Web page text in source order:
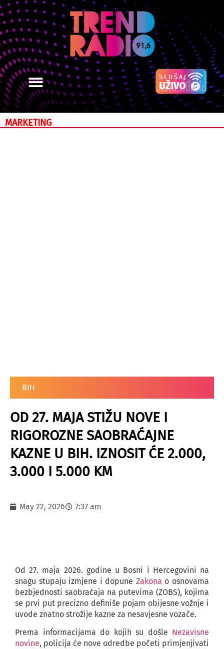
MARKETING
BIH
OD 27. MAJA STIŽU NOVE I
RIGOROZNE SAOBRAĆAJNE
KAZNE U BIH. IZNOSIT ĆE 2.000,
3.000 I 5.000 KM
May 22, 2026 7:37 am
Od 27. maja 2026. godine u Bosni i Hercegovini na
snagu stupaju izmjene i dopune Zakona o osnovama
bezbjednosti saobraćaja na putevima (ZOBS), kojima
se prvi put precizno definiše pojam obijesne vožnje i
uvode znatno strožije kazne za nesavjesne vozače.
Prema informacijama do kojih su došle Nezavisne
novine, policija će nove odredbe početi primjenjivati